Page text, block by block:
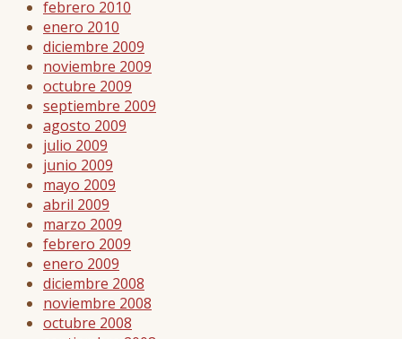
febrero 2010
enero 2010
diciembre 2009
noviembre 2009
octubre 2009
septiembre 2009
agosto 2009
julio 2009
junio 2009
mayo 2009
abril 2009
marzo 2009
febrero 2009
enero 2009
diciembre 2008
noviembre 2008
octubre 2008